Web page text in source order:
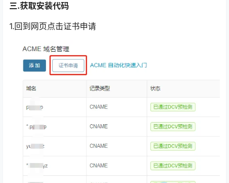
三.获取安装代码
1.回到网页点击证书申请